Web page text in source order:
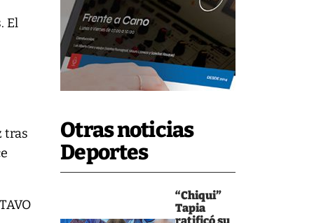
Otras noticias
Deportes
“Chiqui”
Tapia
El
tras